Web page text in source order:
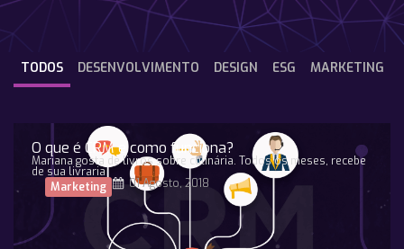
DESENVOLVIMENTO DESIGN ESG MARKETING
TODOS
O que é CRM e como funciona?
Mariana gosta de livros sobre culinária. Todos os meses, recebe
de sua livraria
Marketing
01 Agosto, 2018